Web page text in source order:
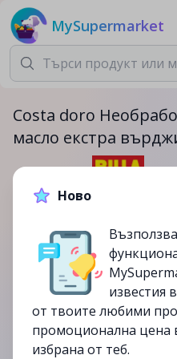
MySupermarket
Costa doro
масло екстра
21.99лв.
13/08
изтекла
Ново
известия
от твоите любими
промоционална цена
избрана от теб.